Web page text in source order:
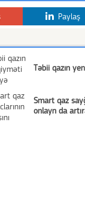
Paylaş
Təbii qazın
Smart qaz
onlayn da